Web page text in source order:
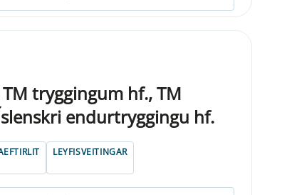
tryggingum hf., TM
endurtryggingu hf.
LEYFISVEITINGAR